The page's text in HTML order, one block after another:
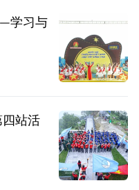
学习与
站活